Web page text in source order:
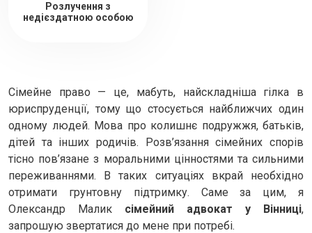
Розлучення з
недієздатною особою
Сімейне право — це, мабуть, найскладніша гілка в
юриспруденції, тому що стосується найближчих один
одному людей. Мова про колишнє подружжя, батьків,
дітей та інших родичів. Розв’язання сімейних спорів
тісно пов’язане з моральними цінностями та сильними
переживаннями. В таких ситуаціях вкрай необхідно
отримати грунтовну підтримку. Саме за цим, я
Олександр Малик сімейний адвокат у Вінниці,
запрошую звертатися до мене при потребі.